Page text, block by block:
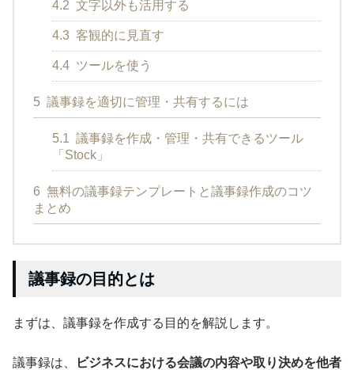
4.2 文字以外も活用する
4.3 客観的に見直す
4.4 ツールを使う
5 議事録を適切に管理・共有するには
5.1 議事録を作成・管理・共有できるツール
「Stock」
6 無料の議事録テンプレートと議事録作成のコツ
まとめ
議事録の目的とは
まずは、議事録を作成する目的を解説します。
議事録は、
ビジネスにおける会議の内容や取り決めを他者